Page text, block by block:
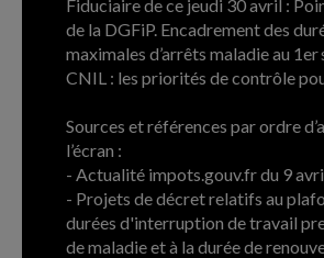
Fiduciaire de ce jeudi 30 avril :
de la DGFiP. Encadrement des
maximales d’arrêts maladie au
CNIL : les priorités de contrôle
Sources et références par ordre
l’écran :
- Actualité impots.gouv.fr du 9
- Projets de décret relatifs au
durées d'interruption de travail
de maladie et à la durée de